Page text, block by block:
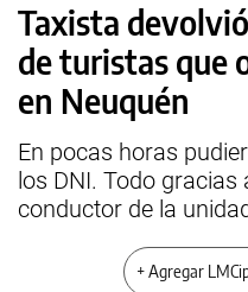
Taxista
de turistas que
en Neuquén
En pocas horas
los DNI. Todo gracias
conductor de la
+ Agregar